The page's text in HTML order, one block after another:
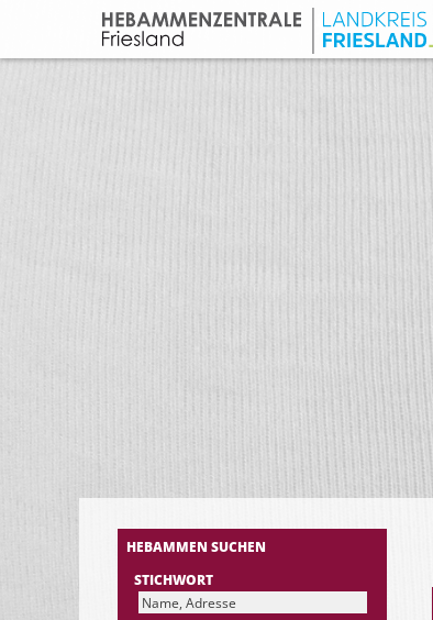
HEBAMMEN SUCHEN
STICHWORT